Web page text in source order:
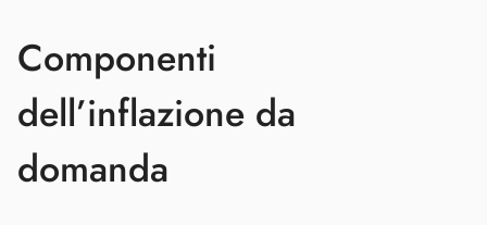
Componenti
dell’inflazione da
domanda